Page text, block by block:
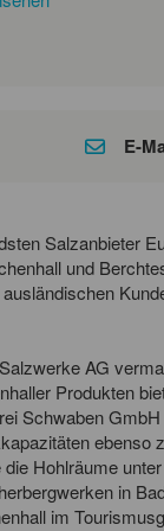
E-
Salzanbieter
und
AG
Produkten
Schwaben
Hohlräume
in
im